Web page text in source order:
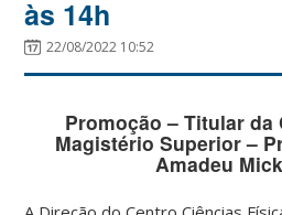
às 14h
22/08/2022 10:52
Promoção – Titular da
Magistério Superior –
Amadeu